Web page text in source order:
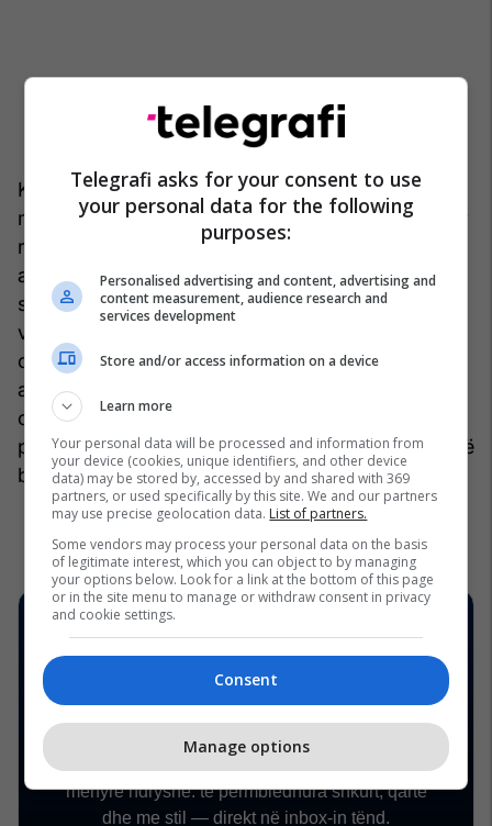
Keqkuptimi që besoj se krijohet qëllimshëm është
me barazua një OJQ me një biznes... Kam punuar
rreth 15 vite në shoqërinë civile para se të
angazhohem në politikë dhe kam qenë pjesë e
shumë organizatave në cilësi të ndryshme. Nga
viti 2017 e kam ndërprerë aktivitetin e shoqërisë
civile dhe nga ai vit nuk kam asnjë angazhim në
asnjë organizatë të shoqërisë civile... Disa
organizata që kam qenë pjesë e tyre kanë qenë
përfituese të fondeve të ministrisë edhe para se të
bëhem unë ministër”, tha Çeku.
Telegrafi asks for your consent to use
your personal data for the following
purposes:
Personalised advertising and content, advertising and
content measurement, audience research and
services development
Store and/or access information on a device
Learn more
Your personal data will be processed and information from
your device (cookies, unique identifiers, and other device
data) may be stored by, accessed by and shared with 369
partners, or used specifically by this site. We and our partners
may use precise geolocation data. List of partners.
Some vendors may process your personal data on the basis
of legitimate interest, which you can object to by managing
your options below. Look for a link at the bottom of this page
or in the site menu to manage or withdraw consent in privacy
and cookie settings.
Consent
Manage options